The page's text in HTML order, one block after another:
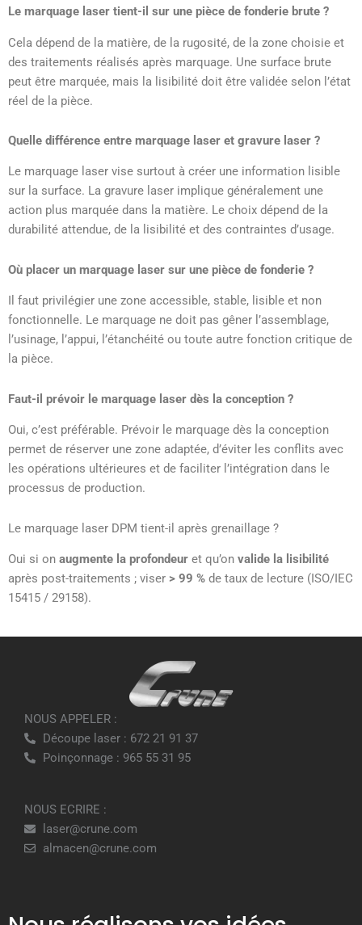
Le marquage laser tient-il sur une pièce de fonderie brute ?
Cela dépend de la matière, de la rugosité, de la zone choisie et
des traitements réalisés après marquage. Une surface brute
peut être marquée, mais la lisibilité doit être validée selon l’état
réel de la pièce.
Quelle différence entre marquage laser et gravure laser ?
Le marquage laser vise surtout à créer une information lisible
sur la surface. La gravure laser implique généralement une
action plus marquée dans la matière. Le choix dépend de la
durabilité attendue, de la lisibilité et des contraintes d’usage.
Où placer un marquage laser sur une pièce de fonderie ?
Il faut privilégier une zone accessible, stable, lisible et non
fonctionnelle. Le marquage ne doit pas gêner l’assemblage,
l’usinage, l’appui, l’étanchéité ou toute autre fonction critique de
la pièce.
Faut-il prévoir le marquage laser dès la conception ?
Oui, c’est préférable. Prévoir le marquage dès la conception
permet de réserver une zone adaptée, d’éviter les conflits avec
les opérations ultérieures et de faciliter l’intégration dans le
processus de production.
Le marquage laser DPM tient-il après grenaillage ?
Oui si on augmente la profondeur et qu’on valide la lisibilité
après post-traitements ; viser > 99 % de taux de lecture (ISO/IEC
15415 / 29158).
NOUS APPELER :
Découpe laser : 672 21 91 37
Poinçonnage : 965 55 31 95
NOUS ECRIRE :
laser@crune.com
almacen@crune.com